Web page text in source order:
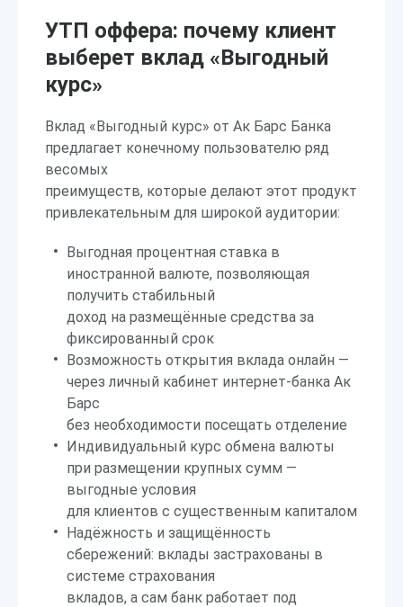
УТП оффера: почему клиент
выберет вклад «Выгодный
курс»
Вклад «Выгодный курс» от Ак Барс Банка
предлагает конечному пользователю ряд
весомых
преимуществ, которые делают этот продукт
привлекательным для широкой аудитории:
Выгодная процентная ставка в
иностранной валюте, позволяющая
получить стабильный
доход на размещённые средства за
фиксированный срок
Возможность открытия вклада онлайн —
через личный кабинет интернет-банка Ак
Барс
без необходимости посещать отделение
Индивидуальный курс обмена валюты
при размещении крупных сумм —
выгодные условия
для клиентов с существенным капиталом
Надёжность и защищённость
сбережений: вклады застрахованы в
системе страхования
вкладов, а сам банк работает под